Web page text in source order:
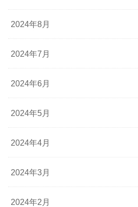
2024年8月
2024年7月
2024年6月
2024年5月
2024年4月
2024年3月
2024年2月